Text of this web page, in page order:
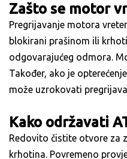
Zašto se motor
Pregrijavanje motora
blokirani prašinom ili
odgovarajućeg odmora.
Također, ako je
može uzrokovati
Kako održavati
Redovito čistite otvore za
krhotina. Povremeno